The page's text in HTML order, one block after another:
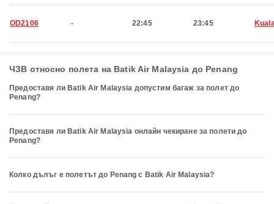
OD2106 - 22:45 23:45
ЧЗВ относно полета на Batik Air Malaysia до Penang
Предоставя ли Batik Air Malaysia допустим багаж за полет до
Penang?
Предоставя ли Batik Air Malaysia онлайн чекиране за полети до
Penang?
Колко дълъг е полетът до Penang с Batik Air Malaysia?